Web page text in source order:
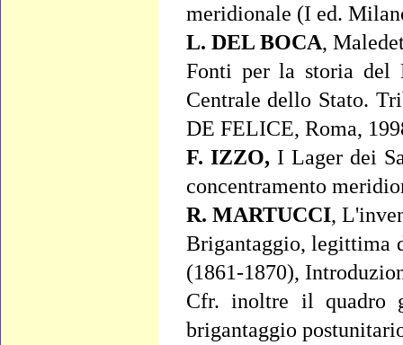
meridionale (I ed.
L. DEL BOCA,
Fonti per la storia del
Centrale dello Stato.
DE FELICE, Roma,
F. IZZO, I Lager dei
concentramento
R. MARTUCCI,
Brigantaggio, legittima
(1861-1870),
Cfr. inoltre il quadro
brigantaggio